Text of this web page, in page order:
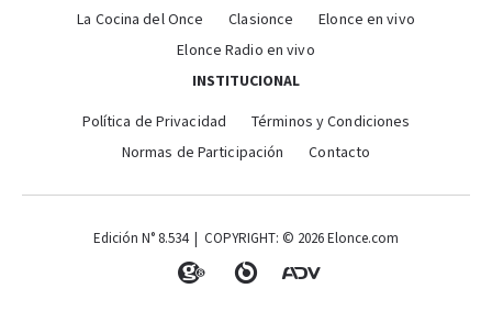
La Cocina del Once
Clasionce
Elonce en vivo
Elonce Radio en vivo
INSTITUCIONAL
Política de Privacidad
Términos y Condiciones
Normas de Participación
Contacto
Edición N° 8.534 | COPYRIGHT: © 2026 Elonce.com